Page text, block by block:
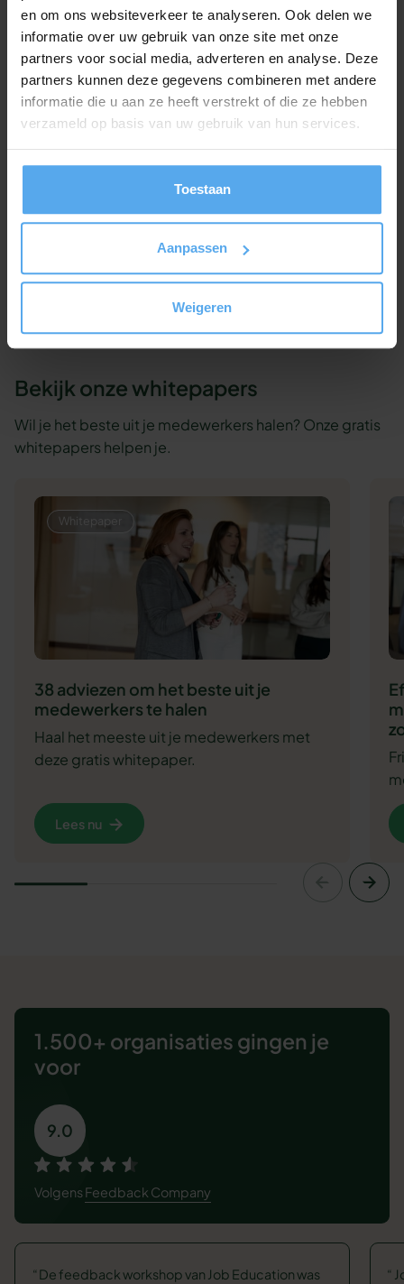
en om ons websiteverkeer te analyseren. Ook delen we
informatie over uw gebruik van onze site met onze
partners voor social media, adverteren en analyse. Deze
partners kunnen deze gegevens combineren met andere
informatie die u aan ze heeft verstrekt of die ze hebben
verzameld op basis van uw gebruik van hun services.
Toestaan
Aanpassen
Weigeren
wil je graag even sparren over jullie situatie en
specifieke leerdoelen?We helpen je met plezier
verder!
Onze workshop adviseurs staan klaar om je
geheel vrijblijvend te adviseren.
Of bel ons gewoon even op 030 - 227 2404
Bekijk onze whitepapers
Wil je het beste uit je medewerkers halen? Onze gratis
whitepapers helpen je.
Whitepaper
38 adviezen om het beste uit je
medewerkers te halen
Haal het meeste uit je medewerkers met
deze gratis whitepaper.
Lees nu
1.500+ organisaties gingen je
voor
9.0
VolgensFeedback Company
De feedback workshop van Job Education was